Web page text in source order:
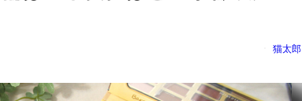
猫太郎